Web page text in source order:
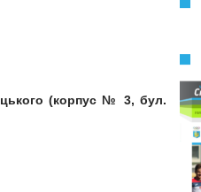
(корпус № 3, бул.